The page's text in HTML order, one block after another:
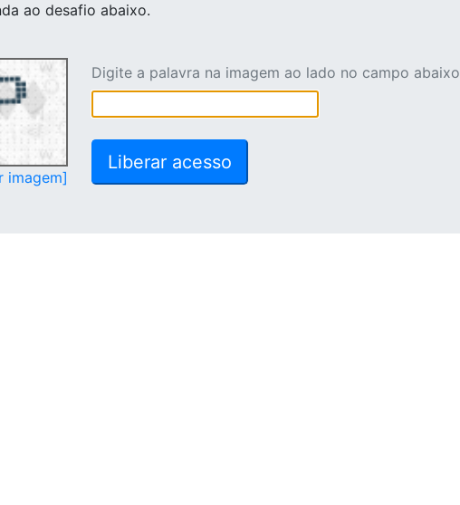
ao desafio abaixo.
imagem]
Digite a palavra na imagem ao lado no campo abaixo